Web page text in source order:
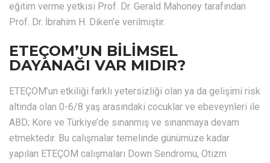
eğitim verme yetkisi Prof. Dr. Gerald Mahoney tarafından
Prof. Dr. İbrahim H. Diken’e verilmiştir.
ETEÇOM’UN BİLİMSEL
DAYANAĞI VAR MIDIR?
ETEÇOM’un etkiliği farklı yetersizliği olan ya da gelişimi risk
altında olan 0-6/8 yaş arasındaki cocuklar ve ebeveynleri ile
ABD; Kore ve Türkiye’de sınanmış ve sınanmaya devam
etmektedir. Bu calışmalar temelinde günümüze kadar
yapılan ETEÇOM calışmaları Down Sendromu, Otizm